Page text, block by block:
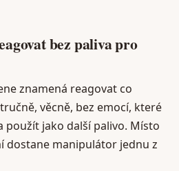
bez paliva pro
znamená reagovat co
věcně, bez emocí, které
použít jako další palivo. Místo
dostane manipulátor jednu z